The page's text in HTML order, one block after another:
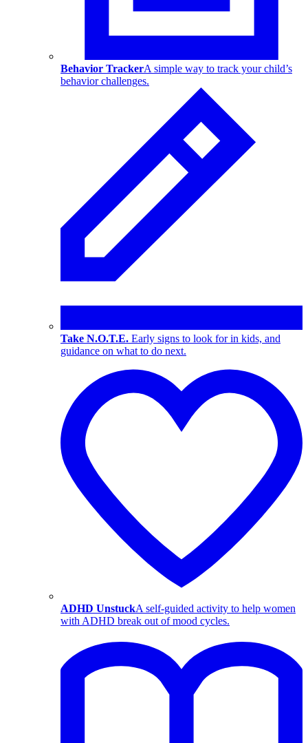
Behavior TrackerA simple way to track your child’s
behavior challenges.
Take N.O.T.E. Early signs to look for in kids, and
guidance on what to do next.
ADHD UnstuckA self-guided activity to help women
with ADHD break out of mood cycles.